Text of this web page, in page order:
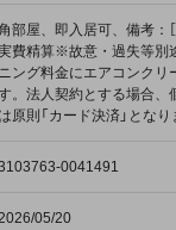
部屋、即入居可、備考：
費精算※故意・過失等別
ニング料金にエアコンクリ
。法人契約とする場合、
は原則「カード決済」となり
0041491
05/20